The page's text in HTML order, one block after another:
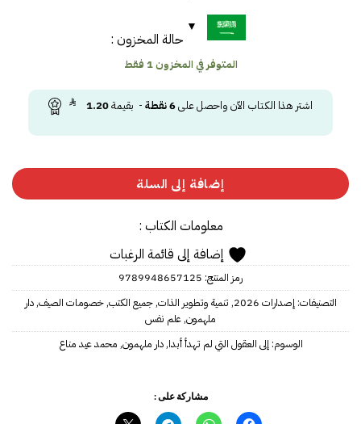
حالة المخزون :
المتوفر في المخزون 1 فقط
اشتر هذا الكتاب الآن واحصل على6نقطة- بقيمة1.20
إضافة إلى السلة
معلومات الكتاب :
إضافة إلى قائمة الرغبات
رمز المنتج: 9789948657125
التصنيفات: إصدارات 2026 , تنمية وتطوير الذات,جميع الكتب,خصومات الصيف,دار
ملهمون,علم نفس
الوسوم: إلى العقول التي لم تهدأ أبدا,دار ملهمون, محمد عيد مناع
مشاركة على :